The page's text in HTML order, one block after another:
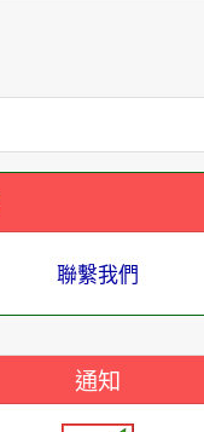
聯繫我們
通知